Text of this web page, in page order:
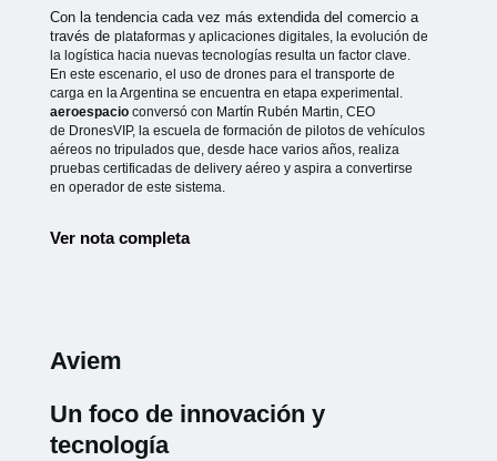
Con la tendencia cada vez más extendida del comercio a
través de plataformas y aplicaciones digitales, la evolución de
la logística hacia nuevas tecnologías resulta un factor clave.
En este escenario, el uso de drones para el transporte de
carga en la Argentina se encuentra en etapa experimental.
aeroespacioconversó con Martín Rubén Martin, CEO
de DronesVIP, la escuela de formación de pilotos de vehículos
aéreos no tripulados que, desde hace varios años, realiza
pruebas certificadas de delivery aéreo y aspira a convertirse
en operador de este sistema.
Ver nota completa
Aviem
Un foco de innovación y
tecnología